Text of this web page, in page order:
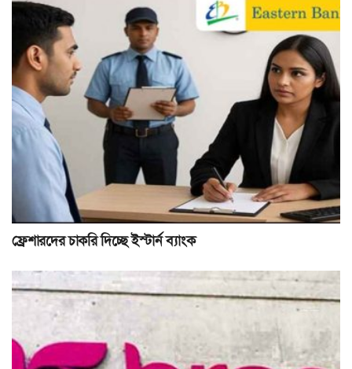
ফ্রেশারদের চাকরি দিচ্ছে ইস্টার্ন ব্যাংক